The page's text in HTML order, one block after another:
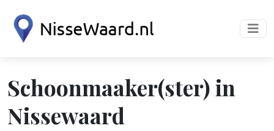
Schoonmaaker(ster) in
Nissewaard